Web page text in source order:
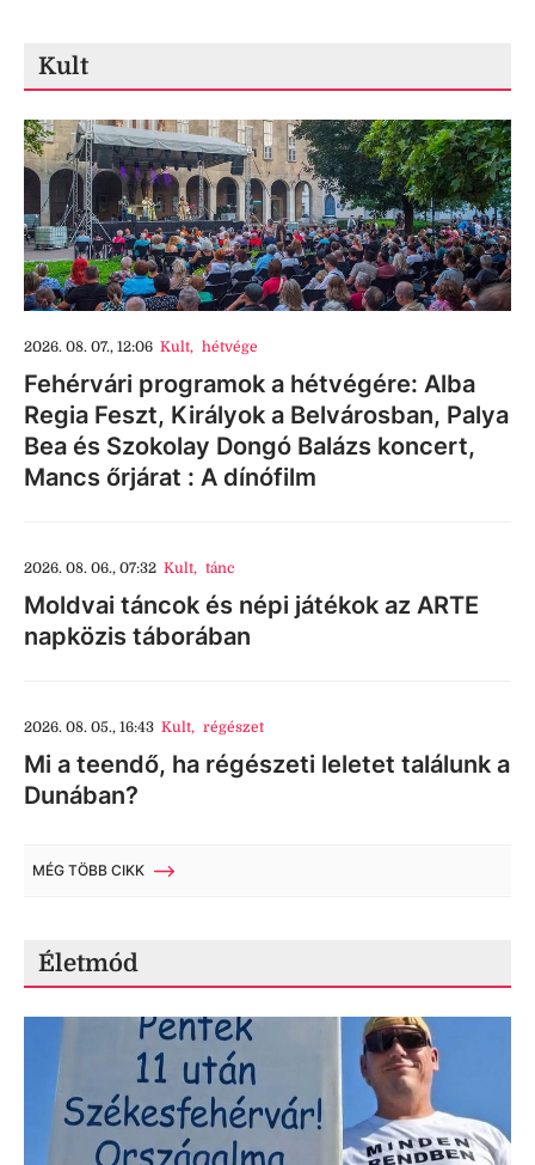
Kult
2026. 08. 07., 12:06 Kult, hétvége
Fehérvári programok a hétvégére: Alba
Regia Feszt, Királyok a Belvárosban, Palya
Bea és Szokolay Dongó Balázs koncert,
Mancs őrjárat : A dínófilm
2026. 08. 06., 07:32 Kult, tánc
Moldvai táncok és népi játékok az ARTE
napközis táborában
2026. 08. 05., 16:43 Kult, régészet
Mi a teendő, ha régészeti leletet találunk a
Dunában?
MÉG TÖBB CIKK
Életmód